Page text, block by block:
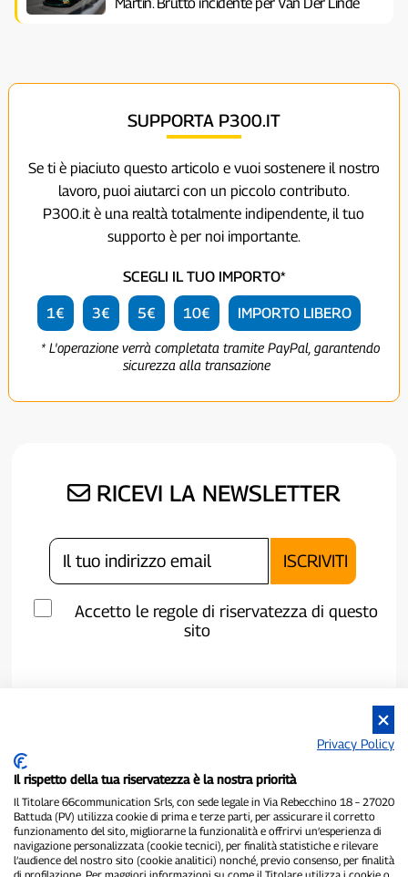
Martin. Brutto incidente per Van Der Linde
SUPPORTA P300.IT
Se ti è piaciuto questo articolo e vuoi sostenere il nostro
lavoro, puoi aiutarci con un piccolo contributo.
P300.it è una realtà totalmente indipendente, il tuo
supporto è per noi importante.
SCEGLI IL TUO IMPORTO*
1€ 3€ 5€ 10€ IMPORTO LIBERO
* L'operazione verrà completata tramite PayPal, garantendo
sicurezza alla transazione
RICEVI LA NEWSLETTER
Accetto le regole di riservatezza di questo
sito
P300.it è una Testata Giornalistica indipendente
Privacy Policy
Il rispetto della tua riservatezza è la nostra priorità
Il Titolare 66communication Srls, con sede legale in Via Rebecchino 18 – 27020
Battuda (PV) utilizza cookie di prima e terze parti, per assicurare il corretto
funzionamento del sito, migliorarne la funzionalità e offrirvi un’esperienza di
navigazione personalizzata (cookie tecnici), per finalità statistiche e rilevare
l’audience del nostro sito (cookie analitici) nonché, previo consenso, per finalità